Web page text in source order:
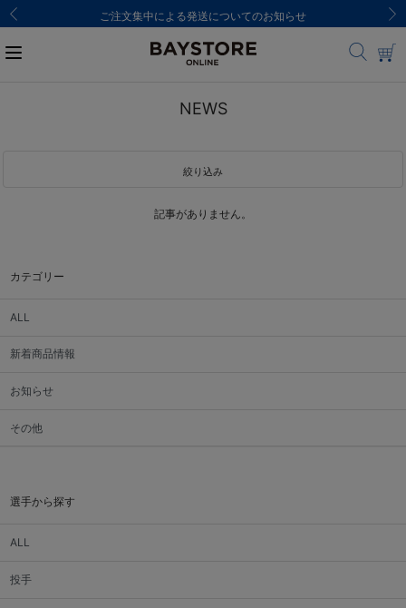
ご注文集中による発送についてのお知らせ
カテゴリー
ALL
新着商品情報
お知らせ
その他
選手から探す
ALL
投手
NEWS
絞り込み
記事がありません。